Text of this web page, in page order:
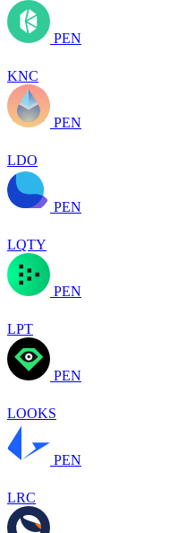
PEN
KNC
PEN
LDO
PEN
LQTY
PEN
LPT
PEN
LOOKS
PEN
LRC